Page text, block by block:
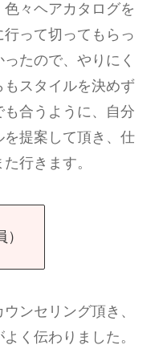
々ヘアカタログを
って切ってもらっ
たので、やりにく
もスタイルを決めず
合うように、自分
提案して頂き、仕
行きます。
ンセリング頂き、
く伝わりました。